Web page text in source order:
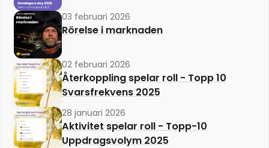
03 februari 2026
Rörelse i marknaden
02 februari 2026
Återkoppling spelar roll - Topp 10
Svarsfrekvens 2025
28 januari 2026
Aktivitet spelar roll - Topp-10
Uppdragsvolym 2025